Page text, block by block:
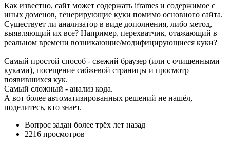
Как известно, сайт может содержать iframes и содержимое с
иных доменов, генерирующие куки помимо основного сайта.
Существует ли анализатор в виде дополнения, либо метод,
выявляющий их все? Например, перехватчик, отажающий в
реальном времени возникающие/модифицирующиеся куки?
Самый простой способ - свежий браузер (или с очищенными
куками), посещение сабжевой страницы и просмотр
появившихся кук.
Самый сложный - анализ кода.
А вот более автоматизированных решений не нашёл,
поделитесь, кто знает.
Вопрос задан более трёх лет назад
2216 просмотров